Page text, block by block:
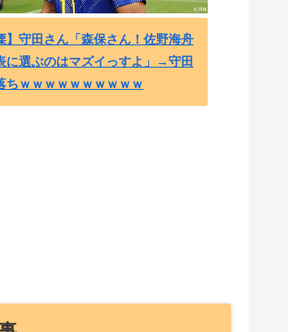
】守田さん「森保さん！佐野海舟
に選ぶのはマズイっすよ」→守田
ちｗｗｗｗｗｗｗｗｗｗ